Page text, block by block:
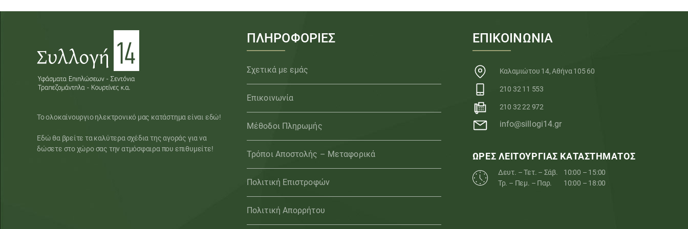
Το ολοκαίνουργιο ηλεκτρονικό μας κατάστημα είναι εδώ!
Εδώ θα βρείτε τα καλύτερα σχέδια της αγοράς για να
δώσετε στο χώρο σας την ατμόσφαιρα που επιθυμείτε!
ΠΛΗΡΟΦΟΡΙΕΣ
Σχετικά με εμάς
Επικοινωνία
Μέθοδοι Πληρωμής
Τρόποι Αποστολής – Μεταφορικά
Πολιτική Επιστροφών
Πολιτική Απορρήτου
ΕΠΙΚΟΙΝΩΝΙΑ
Καλαμιώτου 14, Αθήνα 105 60
210 32 11 553
210 32 22 972
info@sillogi14.gr
ΩΡΕΣ ΛΕΙΤΟΥΡΓΙΑΣ ΚΑΤΑΣΤΗΜΑΤΟΣ
Δευτ. – Τετ. – Σάβ.
10:00 – 15:00
Τρ. – Πεμ. – Παρ.
10:00 – 18:00